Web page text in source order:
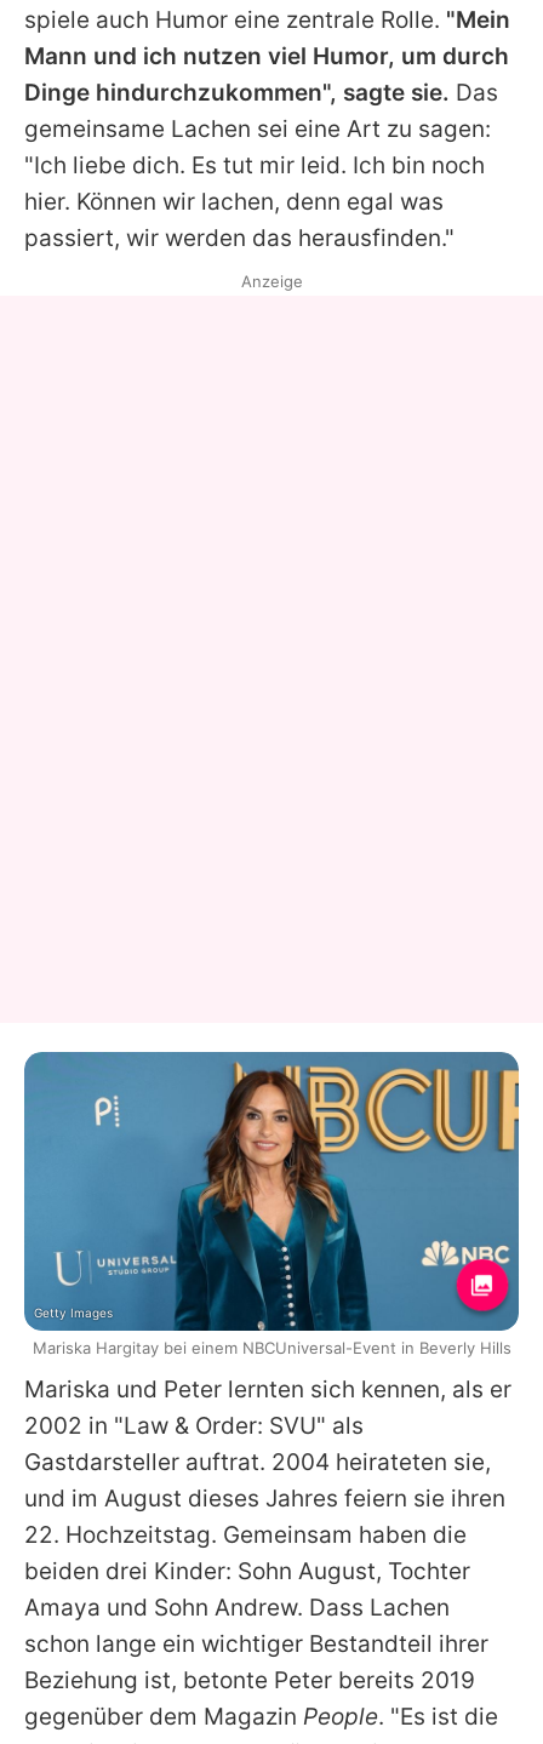
spiele auch Humor eine zentrale Rolle. "Mein
Mann und ich nutzen viel Humor, um durch
Dinge hindurchzukommen", sagte sie. Das
gemeinsame Lachen sei eine Art zu sagen:
"Ich liebe dich. Es tut mir leid. Ich bin noch
hier. Können wir lachen, denn egal was
passiert, wir werden das herausfinden."
Mariska und Peter lernten sich kennen, als er
2002 in "Law & Order: SVU" als
Gastdarsteller auftrat. 2004 heirateten sie,
und im August dieses Jahres feiern sie ihren
22. Hochzeitstag. Gemeinsam haben die
beiden drei Kinder: Sohn August, Tochter
Amaya und Sohn Andrew. Dass Lachen
schon lange ein wichtiger Bestandteil ihrer
Beziehung ist, betonte Peter bereits 2019
gegenüber dem Magazin People. "Es ist die
Anzeige
Getty Images
Mariska Hargitay bei einem NBCUniversal-Event in Beverly Hills